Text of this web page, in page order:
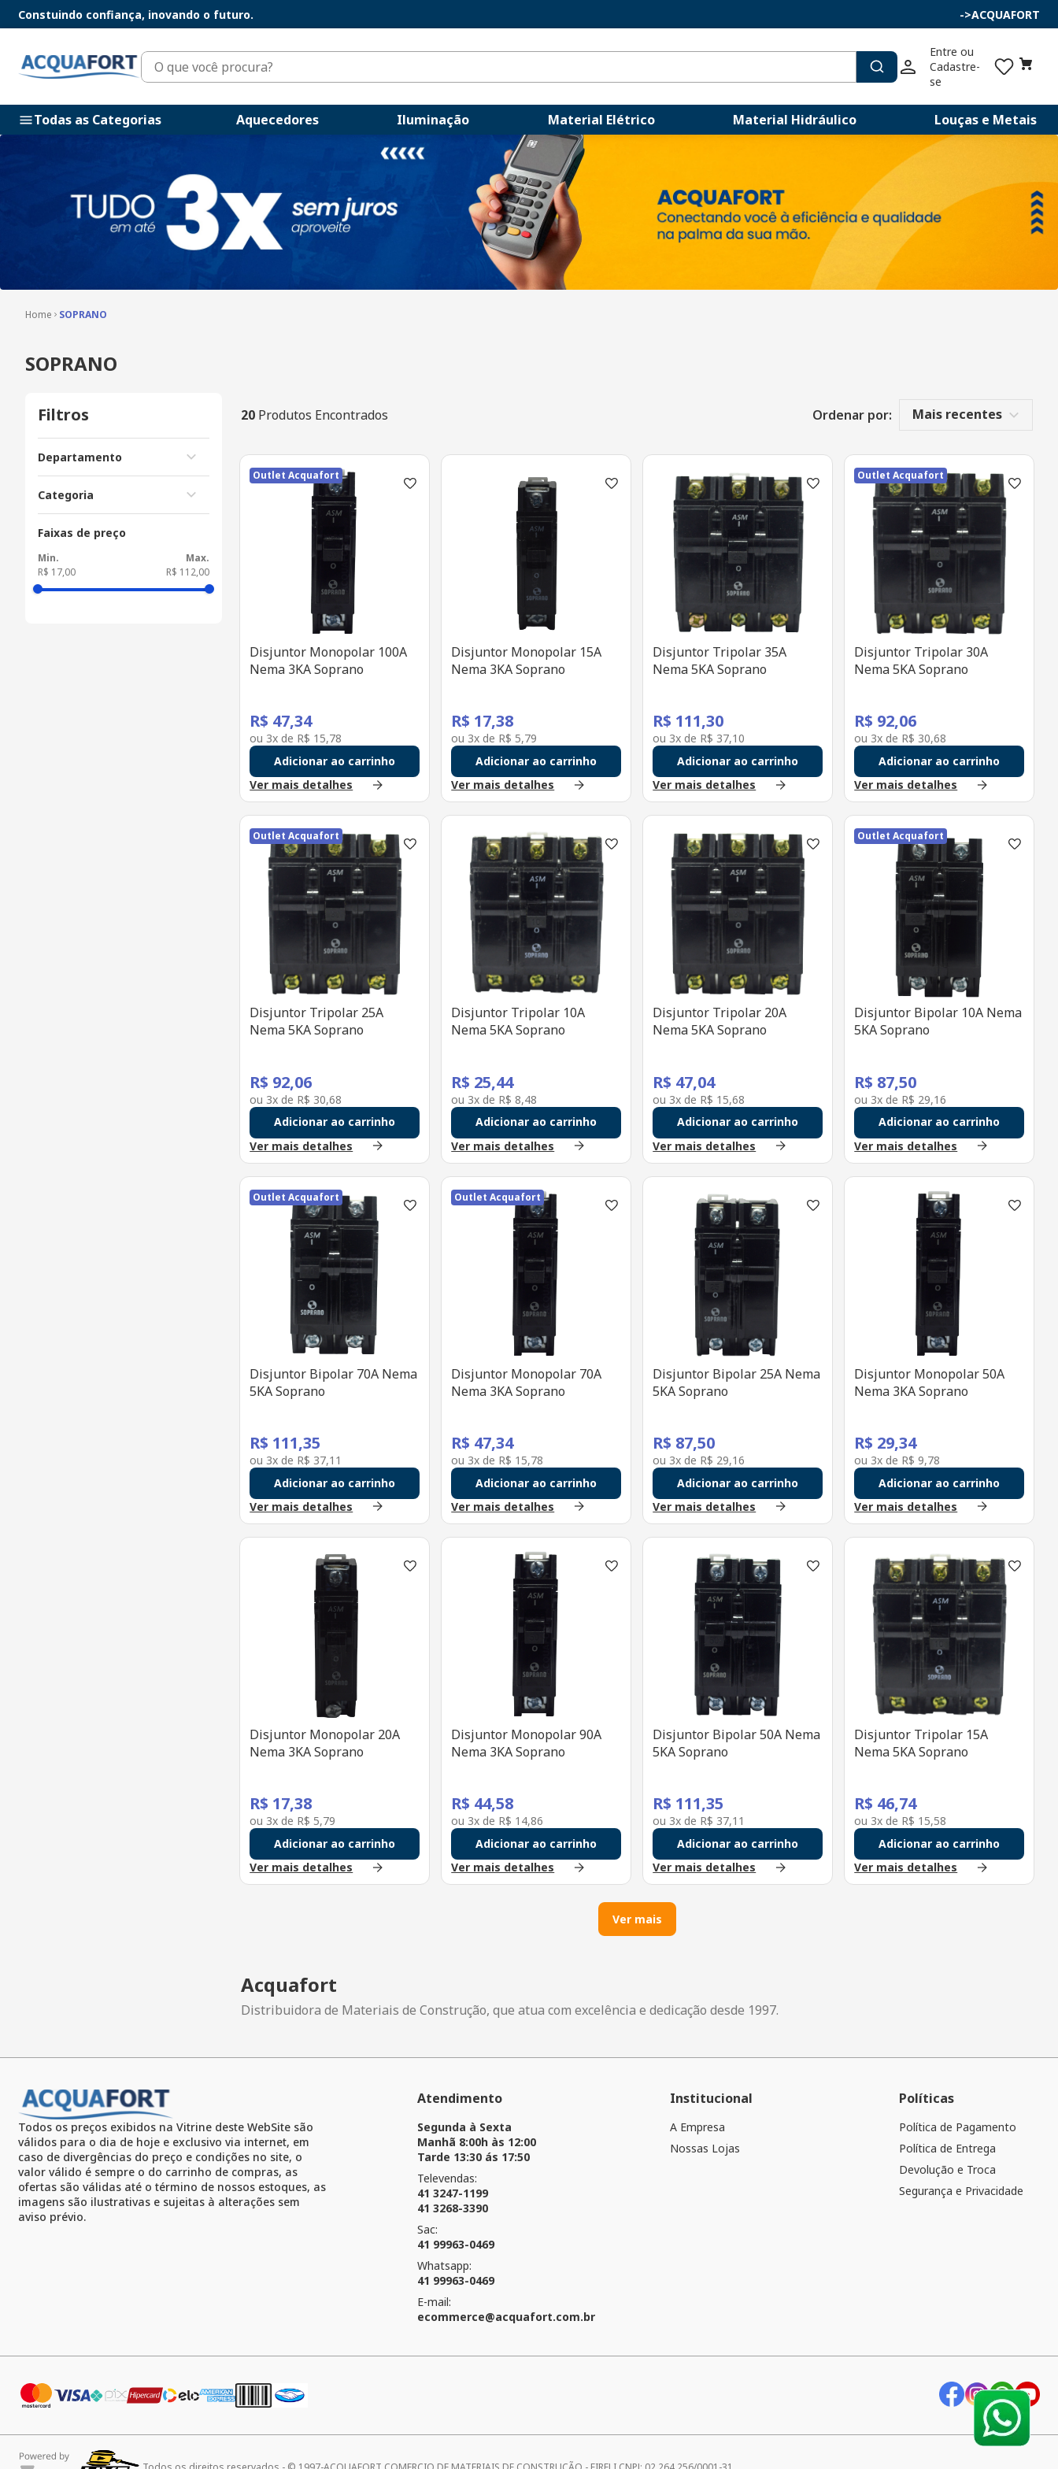
Constuindo confiança, inovando o futuro. ->ACQUAFORT
O que você procura?
Entre ou
Cadastre-
se
Todas as Categorias Aquecedores Iluminação Material Elétrico Material Hidráulico Louças e Metais
SOPRANO
SOPRANO
Filtros
Departamento
Categoria
Faixas de preço
R$ 17,00 R$ 112,00
20 Produtos Encontrados Ordenar por: Mais recentes
Outlet Acquafort
Disjuntor Monopolar 100A
Nema 3KA Soprano
R$ 47,34
ou 3x de R$ 15,78
Adicionar ao carrinho
Ver mais detalhes
Disjuntor Monopolar 15A
Nema 3KA Soprano
R$ 17,38
ou 3x de R$ 5,79
Adicionar ao carrinho
Ver mais detalhes
Disjuntor Tripolar 35A
Nema 5KA Soprano
R$ 111,30
ou 3x de R$ 37,10
Adicionar ao carrinho
Ver mais detalhes
Outlet Acquafort
Disjuntor Tripolar 30A
Nema 5KA Soprano
R$ 92,06
ou 3x de R$ 30,68
Adicionar ao carrinho
Ver mais detalhes
Outlet Acquafort
Disjuntor Tripolar 25A
Nema 5KA Soprano
R$ 92,06
ou 3x de R$ 30,68
Adicionar ao carrinho
Ver mais detalhes
Disjuntor Tripolar 10A
Nema 5KA Soprano
R$ 25,44
ou 3x de R$ 8,48
Adicionar ao carrinho
Ver mais detalhes
Disjuntor Tripolar 20A
Nema 5KA Soprano
R$ 47,04
ou 3x de R$ 15,68
Adicionar ao carrinho
Ver mais detalhes
Outlet Acquafort
Disjuntor Bipolar 10A Nema
5KA Soprano
R$ 87,50
ou 3x de R$ 29,16
Adicionar ao carrinho
Ver mais detalhes
Outlet Acquafort
Disjuntor Bipolar 70A Nema
5KA Soprano
R$ 111,35
ou 3x de R$ 37,11
Adicionar ao carrinho
Ver mais detalhes
Outlet Acquafort
Disjuntor Monopolar 70A
Nema 3KA Soprano
R$ 47,34
ou 3x de R$ 15,78
Adicionar ao carrinho
Ver mais detalhes
Disjuntor Bipolar 25A Nema
5KA Soprano
R$ 87,50
ou 3x de R$ 29,16
Adicionar ao carrinho
Ver mais detalhes
Disjuntor Monopolar 50A
Nema 3KA Soprano
R$ 29,34
ou 3x de R$ 9,78
Adicionar ao carrinho
Ver mais detalhes
Disjuntor Monopolar 20A
Nema 3KA Soprano
R$ 17,38
ou 3x de R$ 5,79
Adicionar ao carrinho
Ver mais detalhes
Disjuntor Monopolar 90A
Nema 3KA Soprano
R$ 44,58
ou 3x de R$ 14,86
Adicionar ao carrinho
Ver mais detalhes
Disjuntor Bipolar 50A Nema
5KA Soprano
R$ 111,35
ou 3x de R$ 37,11
Adicionar ao carrinho
Ver mais detalhes
Disjuntor Tripolar 15A
Nema 5KA Soprano
R$ 46,74
ou 3x de R$ 15,58
Adicionar ao carrinho
Ver mais detalhes
Ver mais
Acquafort
Distribuidora de Materiais de Construção, que atua com excelência e dedicação desde 1997.
Todos os preços exibidos na Vitrine deste WebSite são
válidos para o dia de hoje e exclusivo via internet, em
caso de divergências do preço e condições no site, o
valor válido é sempre o do carrinho de compras, as
ofertas são válidas até o término de nossos estoques, as
imagens são ilustrativas e sujeitas à alterações sem
aviso prévio.
Atendimento
Segunda à Sexta
Manhã 8:00h às 12:00
Tarde 13:30 ás 17:50
Televendas:
41 3247-1199
41 3268-3390
Sac:
41 99963-0469
Whatsapp:
41 99963-0469
E-mail:
ecommerce@acquafort.com.br
Institucional
A Empresa
Nossas Lojas
Políticas
Política de Pagamento
Política de Entrega
Devolução e Troca
Segurança e Privacidade